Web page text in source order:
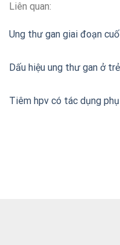
Liên quan:
Ung thư gan giai đoạn
Dấu hiệu ung thư gan ở
Tiêm hpv có tác dụng